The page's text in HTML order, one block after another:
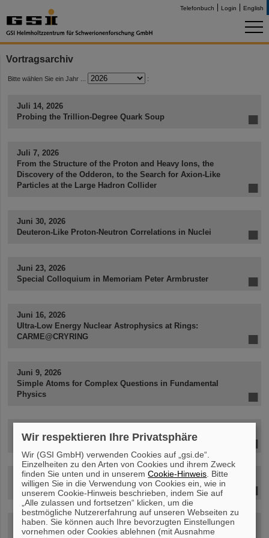
Telefonbuch Login English
Vortragsarchiv
Bitte wählen Sie ein Jahr ... :
Juli 14, 2026
Probing the Trillion-Degree Quark Soup
Juli 7, 2026
From the Structure of the Proton and Heavy Ions, the
Discovery of the Odderon, to the Search for Axion-Like
Particles at the Large Hadron Collider
Juni 30, 2026
Deuteron-Like Proton-Neutron Correlations in Nuclei
Juni 23, 2026
Special Colloquium in Memoriam Peter Armbruster
Juni 16, 2026
Ultra-Low Energy Nuclear Astrophysics at Rings:
CARME@CRYRING
Juni 9, 2026
Simple Atoms for Complex Questions in Fundamental
Physics
ABGESAGT!
Mai 19, 2026
Helium Ion Therapy - From Berkeley to Heidelberg
Mai 12, 2026
The Origin and Evolution of the Elements: Data-Driven
Wir respektieren Ihre Privatsphäre
Wir (GSI GmbH) verwenden Cookies auf „gsi.de“.
Einzelheiten zu den Arten von Cookies und ihrem Zweck
finden Sie unten und in unseremCookie-Hinweis . Bitte
willigen Sie in die Verwendung von Cookies ein, wie in
unserem Cookie-Hinweis beschrieben, indem Sie auf
„Alle zulassen und fortsetzen“ klicken, um die
bestmögliche Nutzererfahrung auf unseren Webseiten zu
haben. Sie können auch Ihre bevorzugten Einstellungen
vornehmen oder Cookies ablehnen (mit Ausnahme